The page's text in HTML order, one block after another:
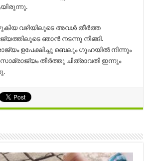
വഴിയിലൂടെ അവൾ തീർത്ത
ഞാൻ നടന്നു നീങ്ങി.
ഉപേക്ഷിച്ചു ബെലും ഗുഹയിൽ നിന്നും
സാമ്രാജ്യം തീർത്തു ചിത്രാവതി ഇന്നും